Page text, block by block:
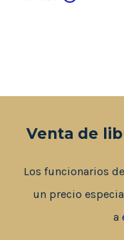
Venta de
Los funcionarios
un precio
a